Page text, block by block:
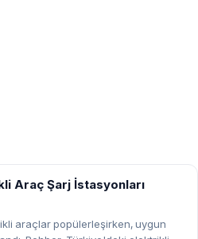
Araç Şarj İstasyonları
araçlar popülerleşirken, uygun